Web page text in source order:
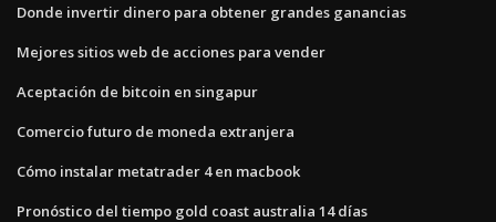
Donde invertir dinero para obtener grandes ganancias
Mejores sitios web de acciones para vender
Aceptación de bitcoin en singapur
Comercio futuro de moneda extranjera
Cómo instalar metatrader 4 en macbook
Pronóstico del tiempo gold coast australia 14 días